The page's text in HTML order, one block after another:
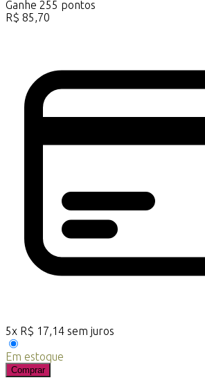
Ganhe 255 pontos
R$ 85,70
5x R$ 17,14 sem juros
Em estoque
Comprar